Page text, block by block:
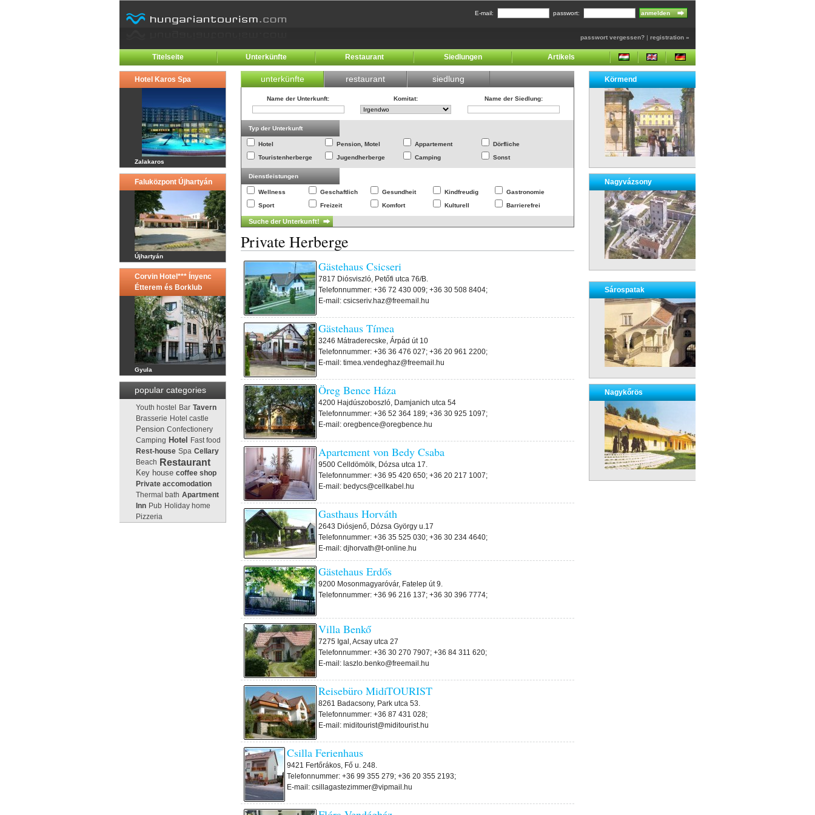
E-mail: passwort:
passwort vergessen? | registration »
Titelseite Unterkünfte Restaurant Siedlungen Artikels
Hotel Karos Spa
Zalakaros
Faluközpont Újhartyán
Újhartyán
Corvin Hotel*** Ínyenc
Étterem és Borklub
Gyula
popular categories
Youth hostel Bar Tavern
Brasserie Hotel castle
Pension Confectionery
Camping Hotel
Fast food
Rest-house Spa Cellary
Beach Restaurant
Key house coffee shop
Private accomodation
Thermal bath Apartment
Inn Pub Holiday home
Pizzeria
unterkünfte restaurant siedlung
Name der Unterkunft: Komitat: Name der Siedlung:
Typ der Unterkunft
Hotel Pension, Motel Appartement
Dörfliche
Touristenherberge
Jugendherberge Camping Sonst
Dienstleistungen
Wellness Geschaftlich Gesundheit Kindfreudig
Gastronomie
Sport
Freizeit Komfort Kulturell Barrierefrei
Private Herberge
Gästehaus Csicseri
7817 Diósviszló, Petőfi utca 76/B.
Telefonnummer: +36 72 430 009; +36 30 508 8404;
E-mail: csicseriv.haz@freemail.hu
Gästehaus Tímea
3246 Mátraderecske, Árpád út 10
Telefonnummer: +36 36 476 027; +36 20 961 2200;
E-mail: timea.vendeghaz@freemail.hu
Öreg Bence Háza
4200 Hajdúszoboszló, Damjanich utca 54
Telefonnummer: +36 52 364 189; +36 30 925 1097;
E-mail: oregbence@oregbence.hu
Apartement von Bedy Csaba
9500 Celldömölk, Dózsa utca 17.
Telefonnummer: +36 95 420 650; +36 20 217 1007;
E-mail: bedycs@cellkabel.hu
Gasthaus Horváth
2643 Diósjenő, Dózsa György u.17
Telefonnummer: +36 35 525 030; +36 30 234 4640;
E-mail: djhorvath@t-online.hu
Gästehaus Erdős
9200 Mosonmagyaróvár, Fatelep út 9.
Telefonnummer: +36 96 216 137; +36 30 396 7774;
Villa Benkő
7275 Igal, Acsay utca 27
Telefonnummer: +36 30 270 7907; +36 84 311 620;
E-mail: laszlo.benko@freemail.hu
Reisebüro MidiTOURIST
8261 Badacsony, Park utca 53.
Telefonnummer: +36 87 431 028;
E-mail: miditourist@miditourist.hu
Csilla Ferienhaus
9421 Fertőrákos, Fő u. 248.
Telefonnummer: +36 99 355 279; +36 20 355 2193;
E-mail: csillagastezimmer@vipmail.hu
Körmend
Nagyvázsony
Sárospatak
Nagykőrös